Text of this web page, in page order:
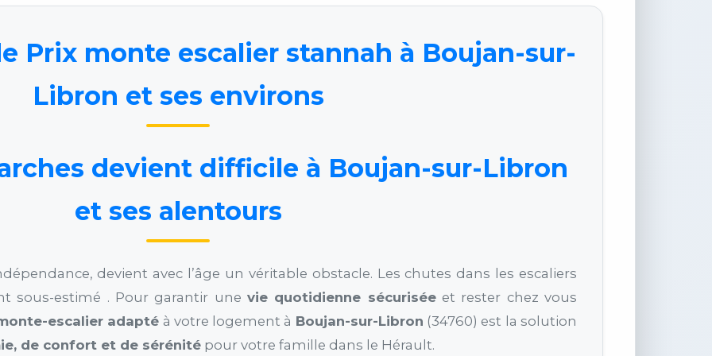
Prix monte escalier stannah à Boujan-sur-
Libron et ses environs
devient difficile à Boujan-sur-Libron
et ses alentours
devient avec l’âge un véritable obstacle. Les chutes dans les escaliers
sous-estimé . Pour garantir une vie quotidienne sécuriséeet rester chez vous
escalier adapté à votre logement à Boujan-sur-Libron (34760) est la solution
de confort et de sérénité pour votre famille dans le Hérault.